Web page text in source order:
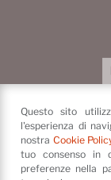
Questo sito
l'esperienza di
nostra Cookie
tuo consenso in
preferenze nella